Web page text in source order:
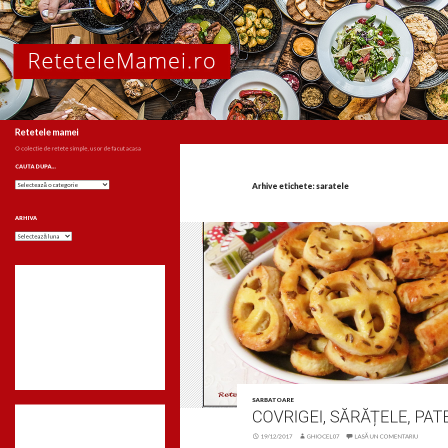
Retetele mamei
Arhive etichete: saratele
SARBATOARE
COVRIGEI, SĂRĂȚELE,
19/12/2017 GHIOCEL07 LASĂ UN COMENTARIU
O colectie de retete simple, usor de facut acasa
CAUTA DUPA…
Cauta
ARHIVA
Arhiva